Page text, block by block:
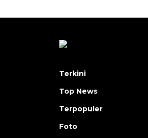
Terkini
Top News
Terpopuler
Foto